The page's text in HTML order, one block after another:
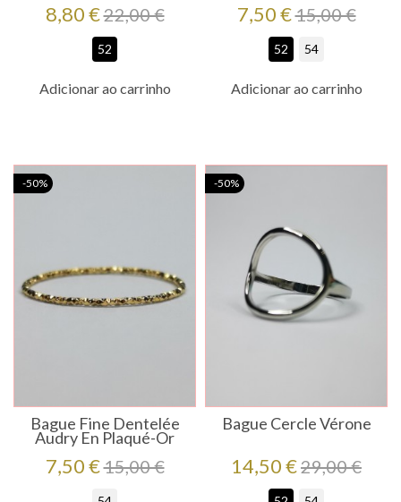
Preço
8,80 €Preço
regular
22,00 €
52
Adicionar ao carrinho
Preço
7,50 €Preço
regular
15,00 €
52 54
Adicionar ao carrinho
Bague Fine Dentelée
Audry En Plaqué-Or
Preço
7,50 €Preço
regular
15,00 €
-50%
Bague Cercle Vérone
Preço
14,50 €Preço
regular
29,00 €
-50%